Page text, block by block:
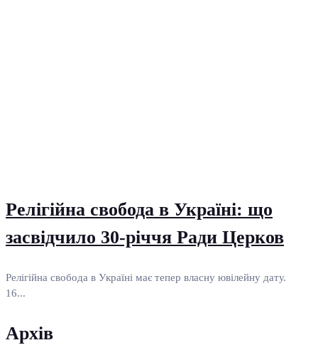
Релігійна свобода в Україні: що
засвідчило 30-річчя Ради Церков
Релігійна свобода в Україні має тепер власну ювілейну дату.
16...
Архів